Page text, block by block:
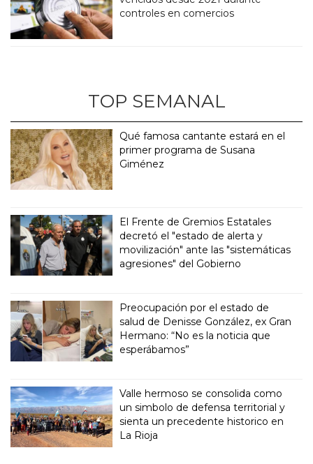
controles en comercios
TOP SEMANAL
Qué famosa cantante estará en el
primer programa de Susana
Giménez
El Frente de Gremios Estatales
decretó el "estado de alerta y
movilización" ante las "sistemáticas
agresiones" del Gobierno
Preocupación por el estado de
salud de Denisse González, ex Gran
Hermano: “No es la noticia que
esperábamos”
Valle hermoso se consolida como
un simbolo de defensa territorial y
sienta un precedente historico en
La Rioja